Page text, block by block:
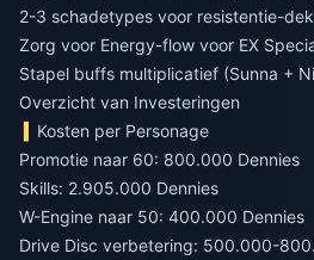
2-3 schadetypes voor resistentie-
Zorg voor Energy-flow voor EX
Stapel buffs multiplicatief (Sunna +
Overzicht van Investeringen
Kosten per Personage
Promotie naar 60: 800.000 Dennies
Skills: 2.905.000 Dennies
W-Engine naar 50: 400.000 Dennies
Drive Disc verbetering: 500.000-